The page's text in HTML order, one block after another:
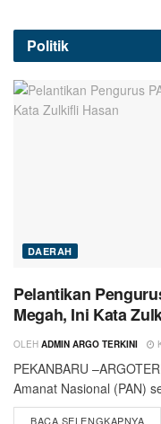
Politik
DAERAH
Pelantikan
Megah, Ini Kata
OLEH ADMIN ARGO TERKINI
PEKANBARU
Amanat Nasional (PAN)
BACA SELENGKAPNYA